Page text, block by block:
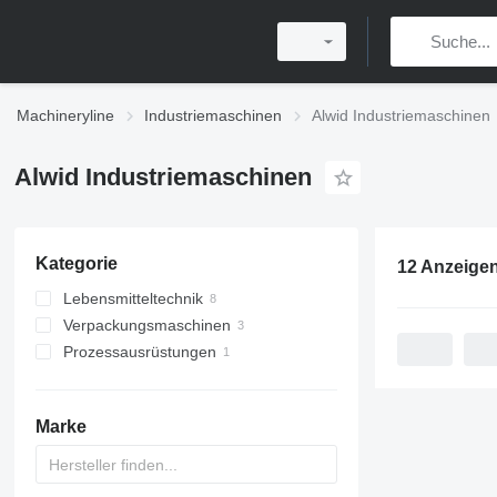
Machineryline Industriemaschinen Alwid Industriemaschinen
Alwid Industriemaschinen
Kategorie
Lebensmitteltechnik
Getränketechnik
Abfüllanlage
Verpackungsmaschinen
Verschließmaschinen
Prozessausrüstungen
Marke
12